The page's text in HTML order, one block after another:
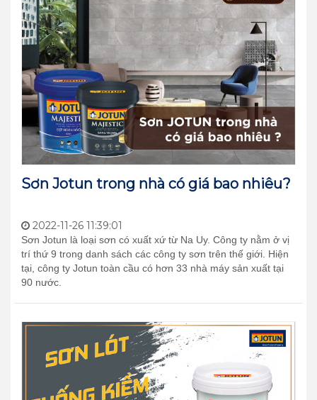
Sơn Jotun trong nhà có giá bao nhiêu?
2022-11-26 11:39:01
Sơn Jotun là loại sơn có xuất xứ từ Na Uy. Công ty nằm ở vị
trí thứ 9 trong danh sách các công ty sơn trên thế giới. Hiện
tại, công ty Jotun toàn cầu có hơn 33 nhà máy sản xuất tại
90 nước.